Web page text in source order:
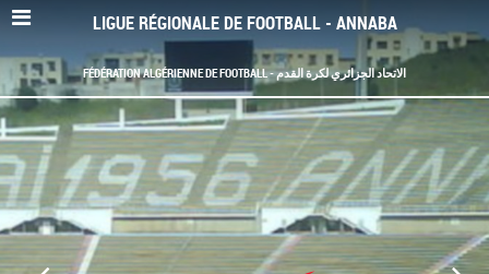
LIGUE RÉGIONALE DE FOOTBALL - ANNABA
FÉDÉRATION ALGÉRIENNE DE FOOTBALL - الاتحاد الجزائري لكرة القدم